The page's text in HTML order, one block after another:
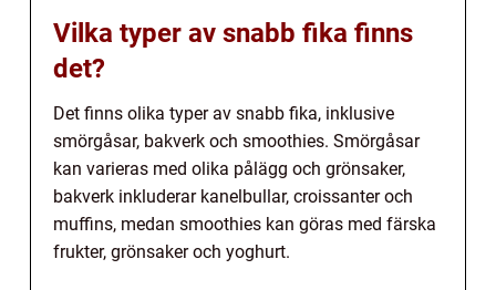
Vilka typer av snabb fika finns
det?
Det finns olika typer av snabb fika, inklusive
smörgåsar, bakverk och smoothies. Smörgåsar
kan varieras med olika pålägg och grönsaker,
bakverk inkluderar kanelbullar, croissanter och
muffins, medan smoothies kan göras med färska
frukter, grönsaker och yoghurt.